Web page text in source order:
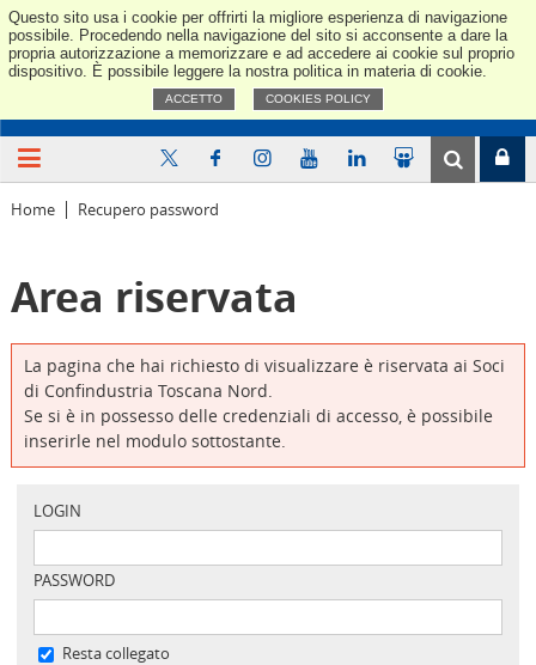
Questo sito usa i cookie per offrirti la migliore esperienza di navigazione
possibile. Procedendo nella navigazione del sito si acconsente a dare la
propria autorizzazione a memorizzare e ad accedere ai cookie sul proprio
dispositivo. È possibile leggere la nostra politica in materia di cookie.
ACCETTO COOKIES POLICY
Home Recupero password
Area riservata
La pagina che hai richiesto di visualizzare è riservata ai Soci
di Confindustria Toscana Nord.
Se si è in possesso delle credenziali di accesso, è possibile
inserirle nel modulo sottostante.
LOGIN
PASSWORD
Resta collegato